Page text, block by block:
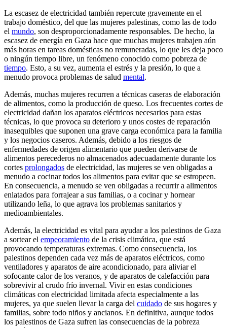
La escasez de electricidad también repercute gravemente en el
trabajo doméstico, del que las mujeres palestinas, como las de todo
el mundo, son desproporcionadamente responsables. De hecho, la
escasez de energía en Gaza hace que muchas mujeres trabajen aún
más horas en tareas domésticas no remuneradas, lo que les deja poco
o ningún tiempo libre, un fenómeno conocido como pobreza de
tiempo. Esto, a su vez, aumenta el estrés y la presión, lo que a
menudo provoca problemas de salud mental.
Además, muchas mujeres recurren a técnicas caseras de elaboración
de alimentos, como la producción de queso. Los frecuentes cortes de
electricidad dañan los aparatos eléctricos necesarios para estas
técnicas, lo que provoca su deterioro y unos costes de reparación
inasequibles que suponen una grave carga económica para la familia
y los negocios caseros. Además, debido a los riesgos de
enfermedades de origen alimentario que pueden derivarse de
alimentos perecederos no almacenados adecuadamente durante los
cortes prolongados de electricidad, las mujeres se ven obligadas a
menudo a cocinar todos los alimentos para evitar que se estropeen.
En consecuencia, a menudo se ven obligadas a recurrir a alimentos
enlatados para forrajear a sus familias, o a cocinar y hornear
utilizando leña, lo que agrava los problemas sanitarios y
medioambientales.
Además, la electricidad es vital para ayudar a los palestinos de Gaza
a sortear el empeoramiento de la crisis climática, que está
provocando temperaturas extremas. Como consecuencia, los
palestinos dependen cada vez más de aparatos eléctricos, como
ventiladores y aparatos de aire acondicionado, para aliviar el
sofocante calor de los veranos, y de aparatos de calefacción para
sobrevivir al crudo frío invernal. Vivir en estas condiciones
climáticas con electricidad limitada afecta especialmente a las
mujeres, ya que suelen llevar la carga del cuidado de sus hogares y
familias, sobre todo niños y ancianos. En definitiva, aunque todos
los palestinos de Gaza sufren las consecuencias de la pobreza